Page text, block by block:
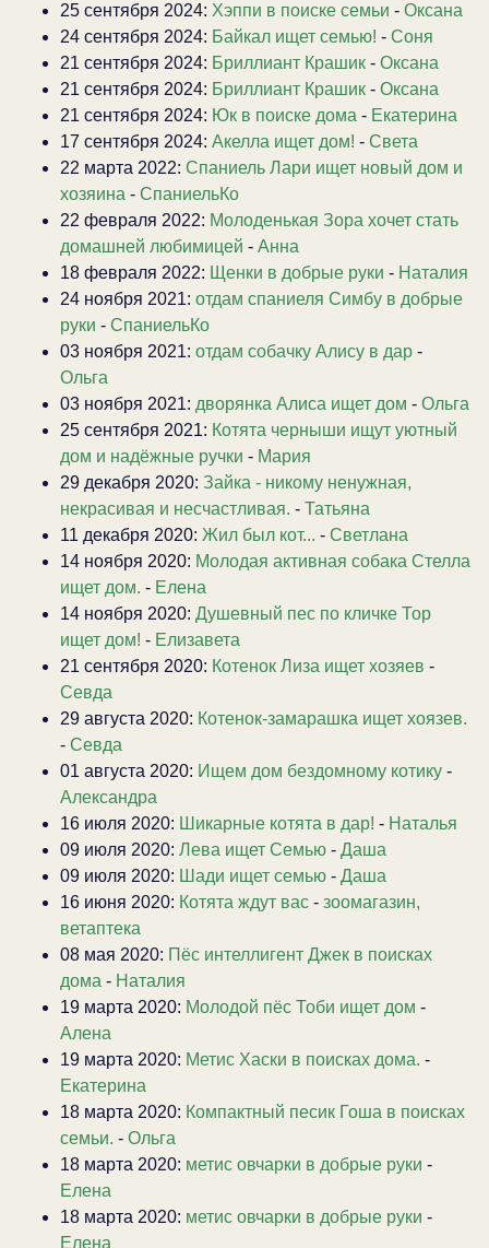
25 сентября 2024: Хэппи в поиске семьи - Оксана
24 сентября 2024: Байкал ищет семью! - Соня
21 сентября 2024: Бриллиант Крашик - Оксана
21 сентября 2024: Бриллиант Крашик - Оксана
21 сентября 2024: Юк в поиске дома - Екатерина
17 сентября 2024: Акелла ищет дом! - Света
22 марта 2022: Спаниель Лари ищет новый дом и
хозяина - СпаниельКо
22 февраля 2022: Молоденькая Зора хочет стать
домашней любимицей - Анна
18 февраля 2022: Щенки в добрые руки - Наталия
24 ноября 2021: отдам спаниеля Симбу в добрые
руки - СпаниельКо
03 ноября 2021: отдам собачку Алису в дар -
Ольга
03 ноября 2021: дворянка Алиса ищет дом - Ольга
25 сентября 2021: Котята черныши ищут уютный
дом и надёжные ручки - Мария
29 декабря 2020: Зайка - никому ненужная,
некрасивая и несчастливая. - Татьяна
11 декабря 2020: Жил был кот... - Светлана
14 ноября 2020: Молодая активная собака Стелла
ищет дом. - Елена
14 ноября 2020: Душевный пес по кличке Тор
ищет дом! - Елизавета
21 сентября 2020: Котенок Лиза ищет хозяев -
Севда
29 августа 2020: Котенок-замарашка ищет хоязев.
- Севда
01 августа 2020: Ищем дом бездомному котику -
Александра
16 июля 2020: Шикарные котята в дар! - Наталья
09 июля 2020: Лева ищет Семью - Даша
09 июля 2020: Шади ищет семью - Даша
16 июня 2020: Котята ждут вас - зоомагазин,
ветаптека
08 мая 2020: Пёс интеллигент Джек в поисках
дома - Наталия
19 марта 2020: Молодой пёс Тоби ищет дом -
Алена
19 марта 2020: Метис Хаски в поисках дома. -
Екатерина
18 марта 2020: Компактный песик Гоша в поисках
семьи. - Ольга
18 марта 2020: метис овчарки в добрые руки -
Елена
18 марта 2020: метис овчарки в добрые руки -
Елена